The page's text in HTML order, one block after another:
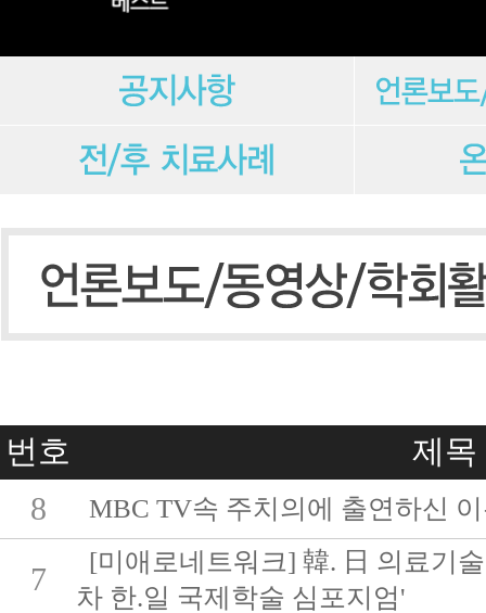
번호
제목
8
MBC TV속 주치의에 출연하신
7
[미애로네트워크] 韓. 日 의료기
차 한.일 국제학술 심포지엄'